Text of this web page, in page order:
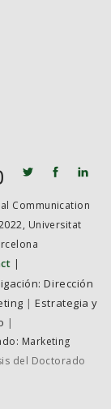
Communication
Universitat
|
Dirección
|Estrategia y
|
Marketing
del Doctorado